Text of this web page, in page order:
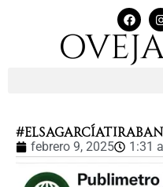
febrero 9, 2025 1:31